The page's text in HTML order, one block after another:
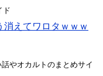
ド
消えてワロタｗｗｗ
やオカルトのまとめサイ